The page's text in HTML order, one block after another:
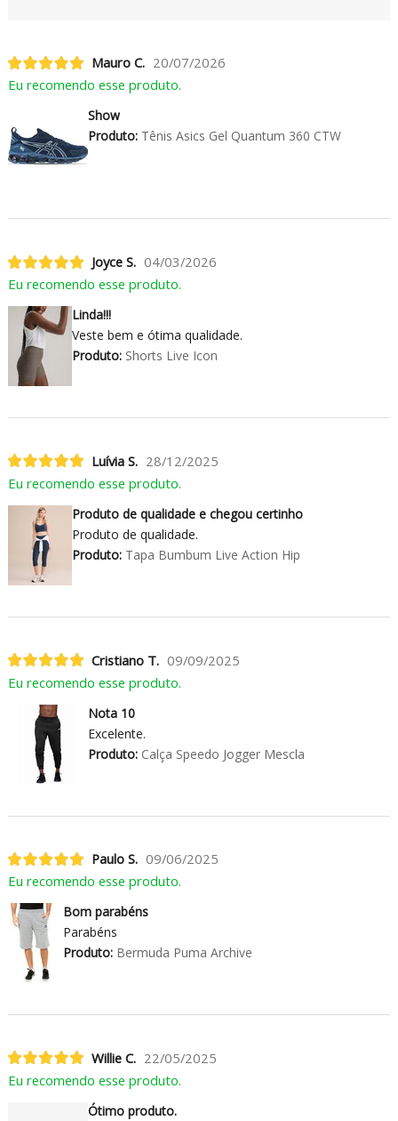
Mauro C. 20/07/2026
Eu recomendo esse produto.
Show
Produto:Tênis Asics Gel Quantum 360 CTW
Joyce S. 04/03/2026
Eu recomendo esse produto.
Linda!!!
Veste bem e ótima qualidade.
Produto:Shorts Live Icon
Luívia S. 28/12/2025
Eu recomendo esse produto.
Produto de qualidade e chegou certinho
Produto de qualidade.
Produto:Tapa Bumbum Live Action Hip
Cristiano T. 09/09/2025
Eu recomendo esse produto.
Nota 10
Excelente.
Produto:Calça Speedo Jogger Mescla
Paulo S. 09/06/2025
Eu recomendo esse produto.
Bom parabéns
Parabéns
Produto:Bermuda Puma Archive
Willie C. 22/05/2025
Eu recomendo esse produto.
Ótimo produto.